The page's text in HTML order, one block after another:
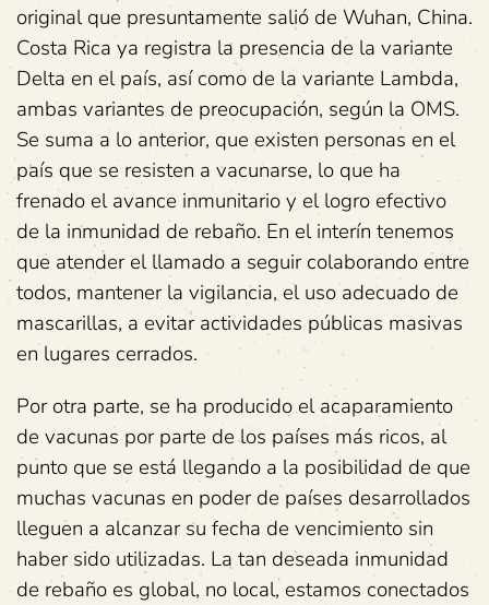
original que presuntamente salió de Wuhan, China.
Costa Rica ya registra la presencia de la variante
Delta en el país, así como de la variante Lambda,
ambas variantes de preocupación, según la OMS.
Se suma a lo anterior, que existen personas en el
país que se resisten a vacunarse, lo que ha
frenado el avance inmunitario y el logro efectivo
de la inmunidad de rebaño. En el interín tenemos
que atender el llamado a seguir colaborando entre
todos, mantener la vigilancia, el uso adecuado de
mascarillas, a evitar actividades públicas masivas
en lugares cerrados.
Por otra parte, se ha producido el acaparamiento
de vacunas por parte de los países más ricos, al
punto que se está llegando a la posibilidad de que
muchas vacunas en poder de países desarrollados
lleguen a alcanzar su fecha de vencimiento sin
haber sido utilizadas. La tan deseada inmunidad
de rebaño es global, no local, estamos conectados